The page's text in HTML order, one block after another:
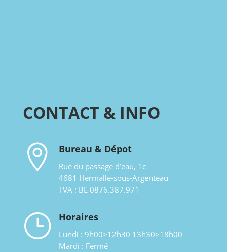
CONTACT & INFO
 Bureau & Dépot
Rue du passage d’eau, 1c
4681 Hermalle-sous-Argenteau
TVA : BE 0876.387.971
} Horaires
Lundi : 9h00>12h30 13h30>18h00
Mardi : Fermé